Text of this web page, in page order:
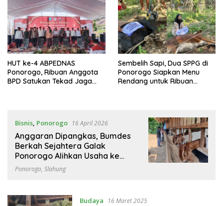
HUT ke-4 ABPEDNAS
Ponorogo, Ribuan Anggota
BPD Satukan Tekad Jaga
Sembelih Sapi, Dua SPPG di
Ponorogo Siapkan Menu
Rendang untuk Ribuan
Bisnis, Ponorogo 16 April 2026
Anggaran Dipangkas, Bumdes
Berkah Sejahtera Galak
Ponorogo Alihkan Usaha ke
Penggemukan Kambing
Ponorogo, Slahung
Budaya 16 Maret 2025